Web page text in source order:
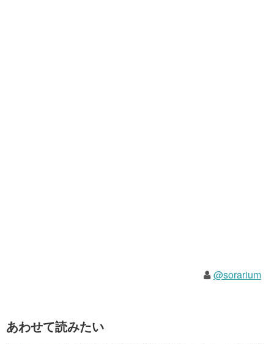
@sorarium
あわせて読みたい